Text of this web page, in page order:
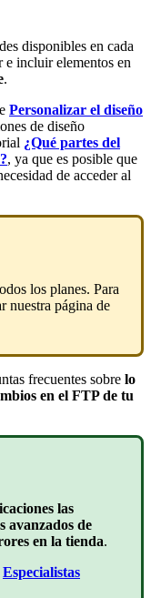
disponibles en cada
e incluir elementos en
.
Personalizar el diseño
de diseño
¿Qué partes del
, ya que es posible que
de acceder al
los planes. Para
nuestra página de
frecuentes sobre lo
en el FTP de tu
las
avanzados de
en la tienda.
Especialistas